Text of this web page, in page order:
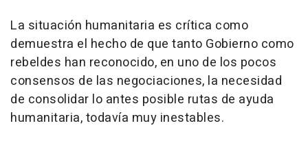
La situación humanitaria es crítica como
demuestra el hecho de que tanto Gobierno como
rebeldes han reconocido, en uno de los pocos
consensos de las negociaciones, la necesidad
de consolidar lo antes posible rutas de ayuda
humanitaria, todavía muy inestables.